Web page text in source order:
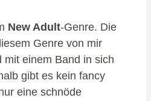
New Adult-Genre. Die
Genre von mir
mit einem Band in sich
gibt es kein fancy
eine schnöde